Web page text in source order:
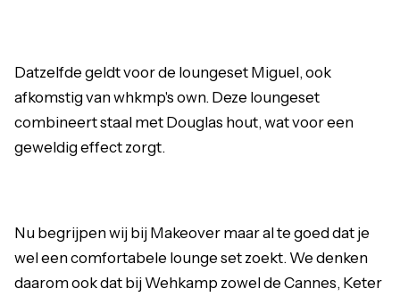
Datzelfde geldt voor de loungeset Miguel, ook
afkomstig van whkmp's own. Deze loungeset
combineert staal met Douglas hout, wat voor een
geweldig effect zorgt.
Nu begrijpen wij bij Makeover maar al te goed dat je
wel een comfortabele lounge set zoekt. We denken
daarom ook dat bij Wehkamp zowel de Cannes, Keter